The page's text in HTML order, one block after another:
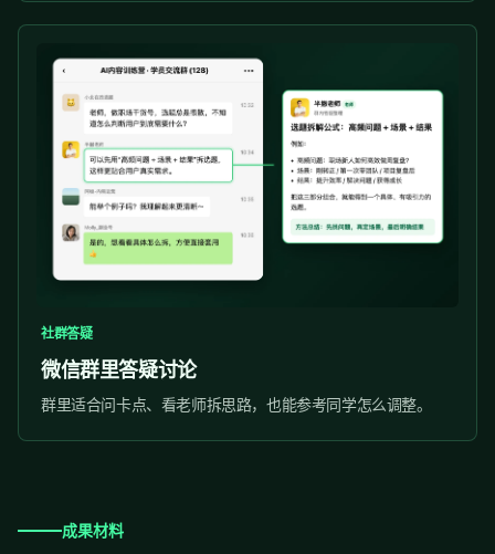
社群答疑
微信群里答疑讨论
群里适合问卡点、看老师拆思路，也能参考同学怎么调整。
成果材料